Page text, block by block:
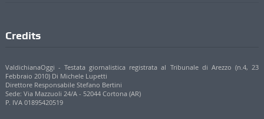
Credits
ValdichianaOggi - Testata giornalistica registrata al Tribunale di Arezzo (n.4, 23
Febbraio 2010) Di Michele Lupetti
Direttore Responsabile Stefano Bertini
Sede: Via Mazzuoli 24/A - 52044 Cortona (AR)
P. IVA 01895420519